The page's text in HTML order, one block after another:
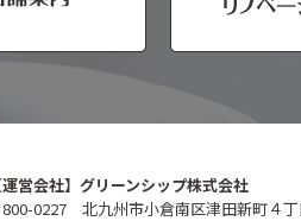
運営会社】グリーンシップ株式会社
800-0227 北九州市小倉南区津田新町４